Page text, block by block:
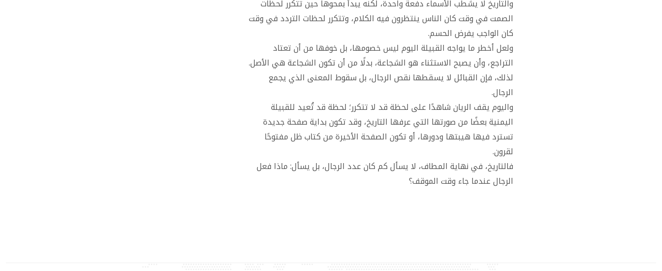
والتاريخ لا يشطب الأسماء دفعة واحدة، لكنه يبدأ بمحوها حين تتكرر لحظات
الصمت في وقت كان الناس ينتظرون فيه الكلام، وتتكرر لحظات التردد في وقت
كان الواجب يفرض الحسم.
ولعل أخطر ما يواجه القبيلة اليوم ليس خصومها، بل خوفها من أن تعتاد
التراجع، وأن يصبح الاستثناء هو الشجاعة، بدلًا من أن تكون الشجاعة هي الأصل.
لذلك، فإن القبائل لا يسقطها نقص الرجال، بل سقوط المعنى الذي يجمع
الرجال.
واليوم يقف الريان شاهدًا على لحظة قد لا تتكرر؛ لحظة قد تُعيد للقبيلة
اليمنية بعضًا من صورتها التي عرفها التاريخ، وقد تكون بداية صفحة جديدة
تسترد فيها هيبتها ودورها، أو تكون الصفحة الأخيرة من كتاب ظل مفتوحًا
لقرون.
فالتاريخ، في نهاية المطاف، لا يسأل كم كان عدد الرجال، بل يسأل: ماذا فعل
الرجال عندما جاء وقت الموقف؟